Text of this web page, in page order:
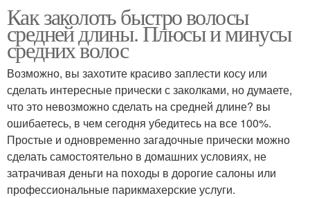
Как заколоть быстро волосы
средней длины. Плюсы и минусы
средних волос
Возможно, вы захотите красиво заплести косу или
сделать интересные прически с заколками, но думаете,
что это невозможно сделать на средней длине? вы
ошибаетесь, в чем сегодня убедитесь на все 100%.
Простые и одновременно загадочные прически можно
сделать самостоятельно в домашних условиях, не
затрачивая деньги на походы в дорогие салоны или
профессиональные парикмахерские услуги.